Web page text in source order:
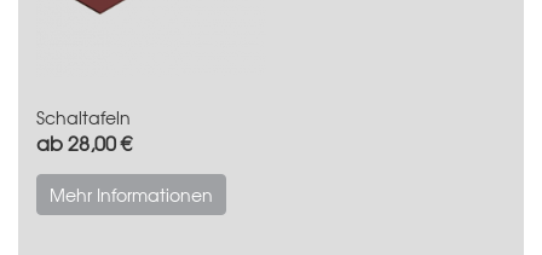
Schaltafeln
ab 28,00 €
Mehr Informationen